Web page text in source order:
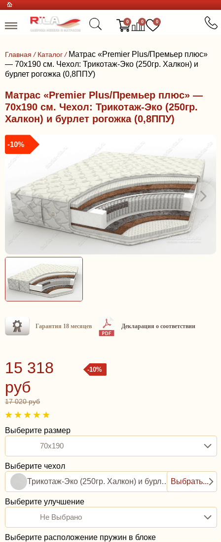
0 0 0
Главная / Каталог / Матрас «Premier Plus/Премьер плюс»
— 70x190 см. Чехол: Трикотаж-Эко (250гр. Халкон) и
бурлет рогожка (0,8ППУ)
Матрас «Premier Plus/Премьер плюс» —
70x190 см. Чехол: Трикотаж-Эко (250гр.
Халкон) и бурлет рогожка (0,8ППУ)
-10%
Гарантия 18 месяцев Декларация о соответствии
-10%
15 318
руб
17 020 руб
Выберите размер
70x190
Выберите чехол
Трикотаж-Эко (250гр. Халкон) и бурлет рогожка (0,8ППУ)
Выбрать...
Выберите улучшение
Не Выбрано
Выберите расположение пружин в блоке